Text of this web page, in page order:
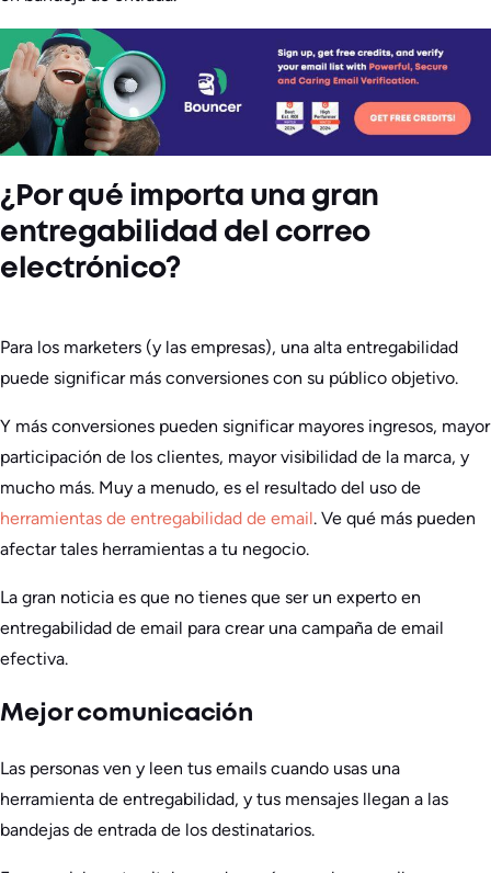
¿Por qué importa una gran
entregabilidad del correo
electrónico?
Para los marketers (y las empresas), una alta entregabilidad
puede significar más conversiones con su público objetivo.
Y más conversiones pueden significar mayores ingresos, mayor
participación de los clientes, mayor visibilidad de la marca, y
mucho más. Muy a menudo, es el resultado del uso de
herramientas de entregabilidad de email. Ve qué más pueden
afectar tales herramientas a tu negocio.
La gran noticia es que no tienes que ser un experto en
entregabilidad de email para crear una campaña de email
efectiva.
Mejor comunicación
Las personas ven y leen tus emails cuando usas una
herramienta de entregabilidad, y tus mensajes llegan a las
bandejas de entrada de los destinatarios.